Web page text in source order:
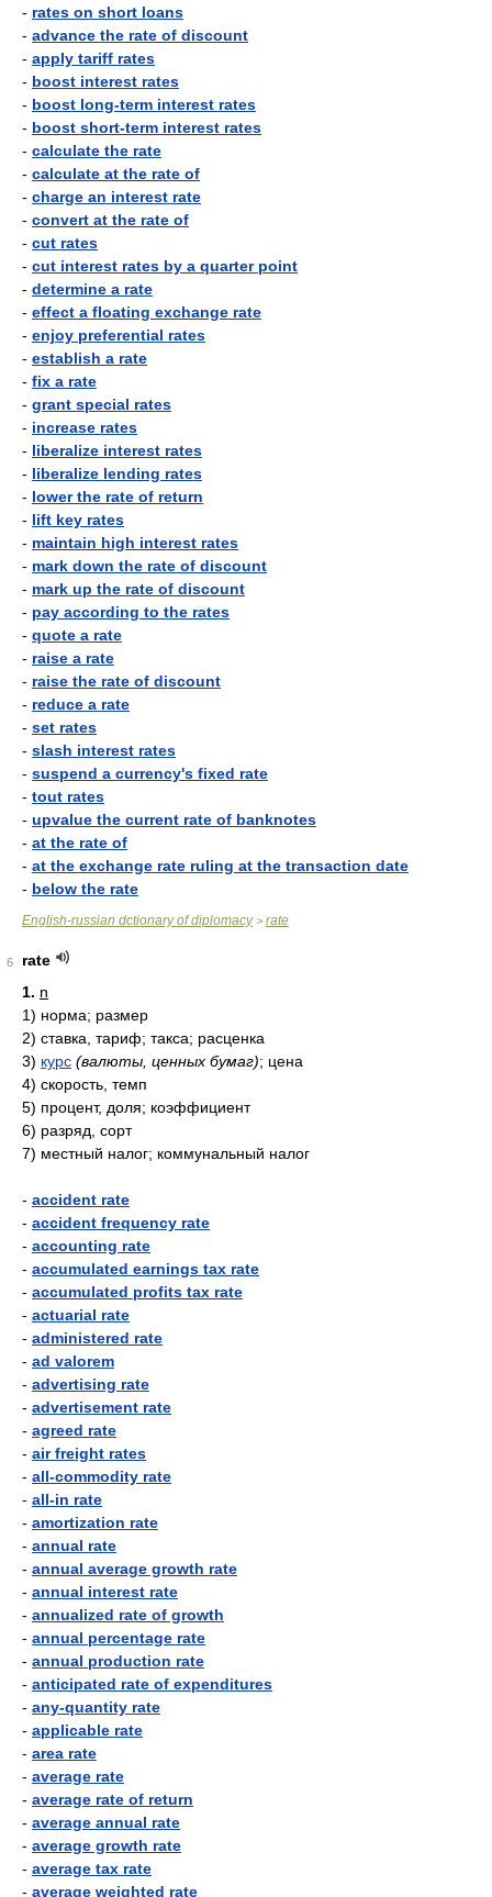
- rates on short loans
- advance the rate of discount
- apply tariff rates
- boost interest rates
- boost long-term interest rates
- boost short-term interest rates
- calculate the rate
- calculate at the rate of
- charge an interest rate
- convert at the rate of
- cut rates
- cut interest rates by a quarter point
- determine a rate
- effect a floating exchange rate
- enjoy preferential rates
- establish a rate
- fix a rate
- grant special rates
- increase rates
- liberalize interest rates
- liberalize lending rates
- lower the rate of return
- lift key rates
- maintain high interest rates
- mark down the rate of discount
- mark up the rate of discount
- pay according to the rates
- quote a rate
- raise a rate
- raise the rate of discount
- reduce a rate
- set rates
- slash interest rates
- suspend a currency's fixed rate
- tout rates
- upvalue the current rate of banknotes
- at the rate of
- at the exchange rate ruling at the transaction date
- below the rate
English-russian dctionary of diplomacy> rate
6
rate
1. n
1) норма; размер
2) ставка, тариф; такса; расценка
3) курс (валюты, ценных бумаг); цена
4) скорость, темп
5) процент, доля; коэффициент
6) разряд, сорт
7) местный налог; коммунальный налог
- accident rate
- accident frequency rate
- accounting rate
- accumulated earnings tax rate
- accumulated profits tax rate
- actuarial rate
- administered rate
- ad valorem
- advertising rate
- advertisement rate
- agreed rate
- air freight rates
- all-commodity rate
- all-in rate
- amortization rate
- annual rate
- annual average growth rate
- annual interest rate
- annualized rate of growth
- annual percentage rate
- annual production rate
- anticipated rate of expenditures
- any-quantity rate
- applicable rate
- area rate
- average rate
- average rate of return
- average annual rate
- average growth rate
- average tax rate
- average weighted rate